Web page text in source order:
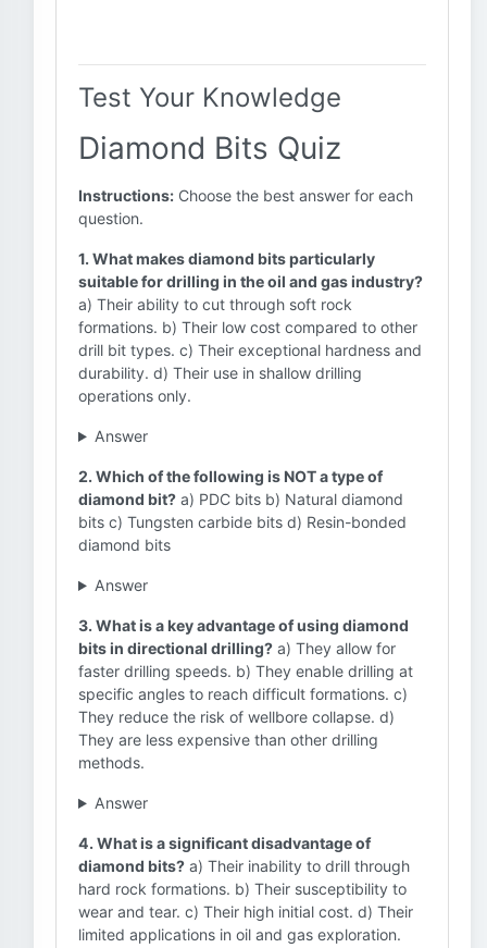
Test Your Knowledge
Diamond Bits Quiz
Instructions: Choose the best answer for each
question.
1. What makes diamond bits particularly
suitable for drilling in the oil and gas industry?
a) Their ability to cut through soft rock
formations. b) Their low cost compared to other
drill bit types. c) Their exceptional hardness and
durability. d) Their use in shallow drilling
operations only.
Answer
2. Which of the following is NOT a type of
diamond bit? a) PDC bits b) Natural diamond
bits c) Tungsten carbide bits d) Resin-bonded
diamond bits
Answer
3. What is a key advantage of using diamond
bits in directional drilling? a) They allow for
faster drilling speeds. b) They enable drilling at
specific angles to reach difficult formations. c)
They reduce the risk of wellbore collapse. d)
They are less expensive than other drilling
methods.
Answer
4. What is a significant disadvantage of
diamond bits? a) Their inability to drill through
hard rock formations. b) Their susceptibility to
wear and tear. c) Their high initial cost. d) Their
limited applications in oil and gas exploration.